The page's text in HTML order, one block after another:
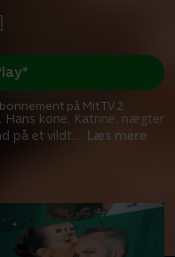
Hans kone, Katrine, nægter
på et vildt... Læs mere
på Mit TV 2.